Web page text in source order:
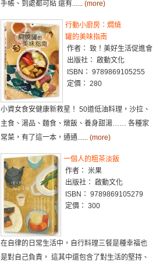
手帳、到處都可貼 還有...... (more)
行動小廚房：燜燒
罐的美味指南
作者： 致！美好生活促進會
出版社： 啟動文化
ISBN： 9789869105255
定價： 280
小資女食安健康新救星！ 50道低油料理，沙拉、
主食、湯品、麵食、燉飯、養身甜湯…… 各種家
常菜，有了這一本，通通...... (more)
一個人的粗茶淡飯
作者： 米果
出版社： 啟動文化
ISBN： 9789869105279
定價： 300
在自律的日常生活中，自行料理三餐是種幸福也
是對自己負責， 這其中還包含了對生活的堅持、